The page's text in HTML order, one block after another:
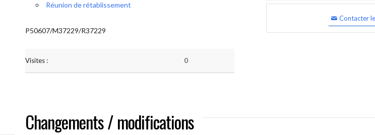
Réunion de rétablissement
P50607/M37229/R37229
Visites : 0
Contacter
Changements / modifications